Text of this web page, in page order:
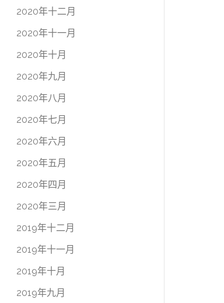
2020年十二月
2020年十一月
2020年十月
2020年九月
2020年八月
2020年七月
2020年六月
2020年五月
2020年四月
2020年三月
2019年十二月
2019年十一月
2019年十月
2019年九月